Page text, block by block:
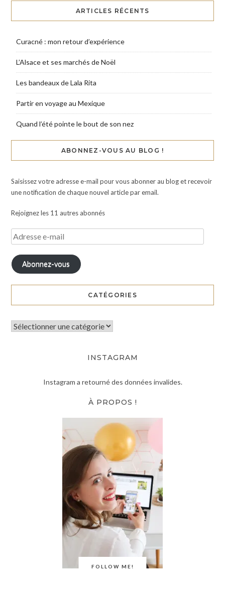
ARTICLES RÉCENTS
Curacné : mon retour d’expérience
L’Alsace et ses marchés de Noël
Les bandeaux de Lala Rita
Partir en voyage au Mexique
Quand l’été pointe le bout de son nez
ABONNEZ-VOUS AU BLOG !
Saisissez votre adresse e-mail pour vous abonner au blog et recevoir
une notification de chaque nouvel article par email.
Rejoignez les 11 autres abonnés
Abonnez-vous
CATÉGORIES
INSTAGRAM
Instagram a retourné des données invalides.
FOLLOW ME!
À PROPOS !